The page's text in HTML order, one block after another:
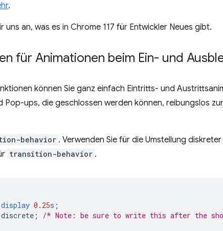
.
uns an, was es in Chrome 117 für Entwickler Neues gibt.
für Animationen beim Ein- und
können Sie ganz einfach Eintritts- und
Pop-ups, die geschlossen werden können, reibungslos
behavior . Verwenden Sie für die Umstellung
transition-behavior .
display 0.25s ;
;
/* Note: be sure to write this after the